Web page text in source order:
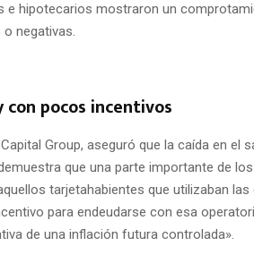
e hipotecarios mostraron un
negativas.
pocos incentivos
Group, aseguró que la caída en el
que una parte importante de
tarjetahabientes que utilizaban
para endeudarse con esa
de una inflación futura controlada».